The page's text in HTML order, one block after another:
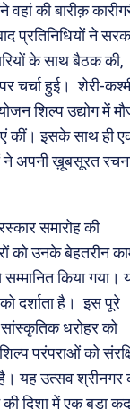
वहां की बारीक़
प्रतिनिधियों ने
के साथ बैठक की,
चर्चा हुई। शेरी-
शिल्प उद्योग में
कीं। इसके साथ ही
ने अपनी ख़ूबसूरत
समारोह की
को उनके बेहतरीन
किया गया।
दर्शाता है। इस पूरे
धरोहर को
परंपराओं को
यह उत्सव श्रीनगर
दिशा में एक बड़ा